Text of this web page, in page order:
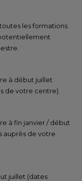
les formations.
à début juillet
de votre centre).
à fin janvier / début
auprès de votre
juillet (dates